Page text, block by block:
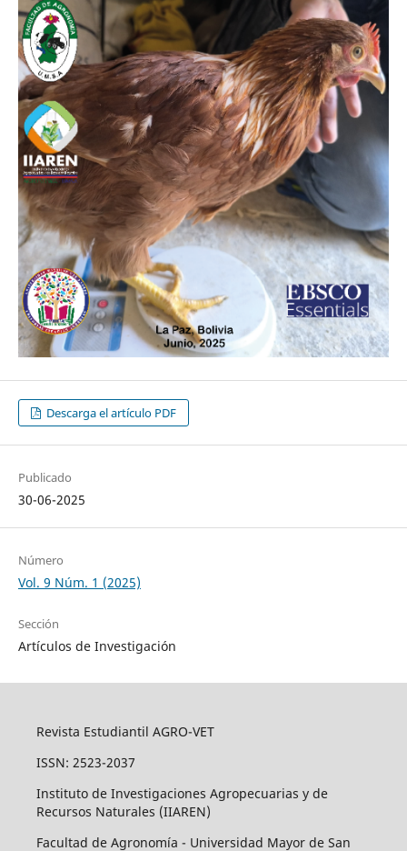
Descarga el artículo PDF
Publicado
30-06-2025
Número
Vol. 9 Núm. 1 (2025)
Sección
Artículos de Investigación
Revista Estudiantil AGRO-VET
ISSN: 2523-2037
Instituto de Investigaciones Agropecuarias y de
Recursos Naturales (IIAREN)
Facultad de Agronomía - Universidad Mayor de San